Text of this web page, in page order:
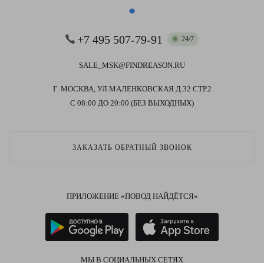
+7 495 507-79-91 24/7
SALE_MSK@FINDREASON.RU
Г. МОСКВА, УЛ.МАЛЕНКОВСКАЯ Д.32 СТР.2
С 08:00 ДО 20:00 (БЕЗ ВЫХОДНЫХ)
ЗАКАЗАТЬ ОБРАТНЫЙ ЗВОНОК
ПРИЛОЖЕНИЕ «ПОВОД НАЙДЁТСЯ»
МЫ В СОЦИАЛЬНЫХ СЕТЯХ